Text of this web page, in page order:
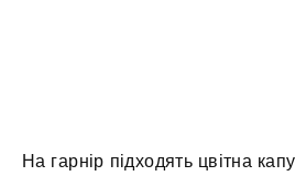
На гарнір підходять цвітна